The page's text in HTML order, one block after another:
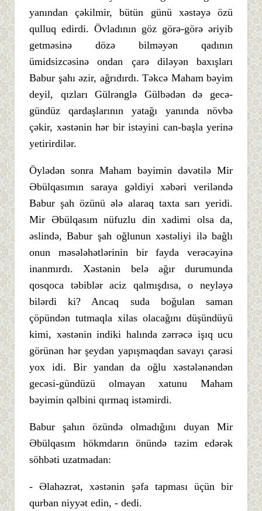
yanından çəkilmir, bütün günü xəstəyə özü
qulluq edirdi. Övladının göz görə-görə əriyib
getməsinə dözə bilməyən qadının
ümidsizcəsinə ondan çarə diləyən baxışları
Babur şahı əzir, ağrıdırdı. Təkcə Maham bəyim
deyil, qızları Gülrənglə Gülbədən də gecə-
gündüz qardaşlarının yatağı yanında növbə
çəkir, xəstənin hər bir istəyini can-başla yerinə
yetirirdilər.
Öylədən sonra Maham bəyimin dəvətilə Mir
Əbülqasımın saraya gəldiyi xəbəri veriləndə
Babur şah özünü ələ alaraq taxta sarı yeridi.
Mir Əbülqasım nüfuzlu din xadimi olsa da,
əslində, Babur şah oğlunun xəstəliyi ilə bağlı
onun məsələhətlərinin bir fayda verəcəyinə
inanmırdı. Xəstənin belə ağır durumunda
qosqoca təbiblər aciz qalmışdısa, o neyləyə
bilərdi ki? Ancaq suda boğulan saman
çöpündən tutmaqla xilas olacağını düşündüyü
kimi, xəstənin indiki halında zərrəcə işıq ucu
görünən hər şeydən yapışmaqdan savayı çarəsi
yox idi. Bir yandan da oğlu xəstələnəndən
gecəsi-gündüzü olmayan xatunu Maham
bəyimin qəlbini qırmaq istəmirdi.
Babur şahın özündə olmadığını duyan Mir
Əbülqasım hökmdarın önündə təzim edərək
söhbəti uzatmadan:
- Əlahəzrət, xəstənin şəfa tapması üçün bir
qurban niyyət edin, - dedi.